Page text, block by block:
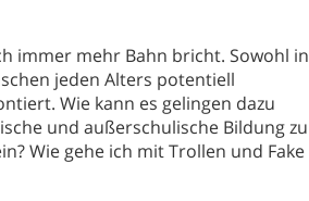
immer mehr Bahn bricht. Sowohl in
jeden Alters potentiell
Wie kann es gelingen dazu
und außerschulische Bildung zu
Wie gehe ich mit Trollen und Fake